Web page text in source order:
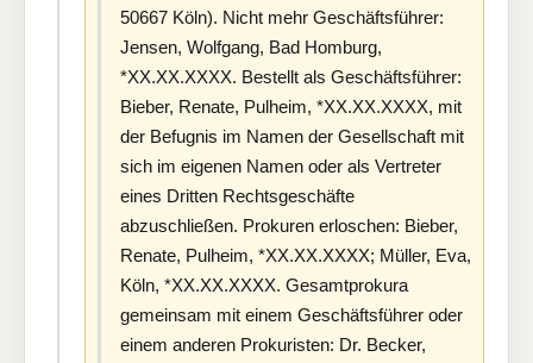
50667 Köln). Nicht mehr Geschäftsführer:
Jensen, Wolfgang, Bad Homburg,
*XX.XX.XXXX. Bestellt als Geschäftsführer:
Bieber, Renate, Pulheim, *XX.XX.XXXX, mit
der Befugnis im Namen der Gesellschaft mit
sich im eigenen Namen oder als Vertreter
eines Dritten Rechtsgeschäfte
abzuschließen. Prokuren erloschen: Bieber,
Renate, Pulheim, *XX.XX.XXXX; Müller, Eva,
Köln, *XX.XX.XXXX. Gesamtprokura
gemeinsam mit einem Geschäftsführer oder
einem anderen Prokuristen: Dr. Becker,